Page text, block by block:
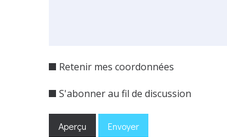
Retenir mes coordonnées
S'abonner au fil de discussion